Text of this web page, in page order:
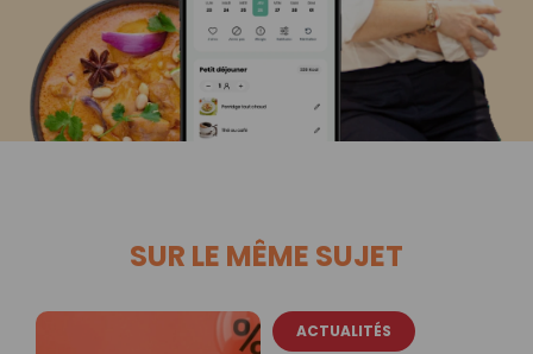
SUR LE MÊME SUJET
ACTUALITÉS